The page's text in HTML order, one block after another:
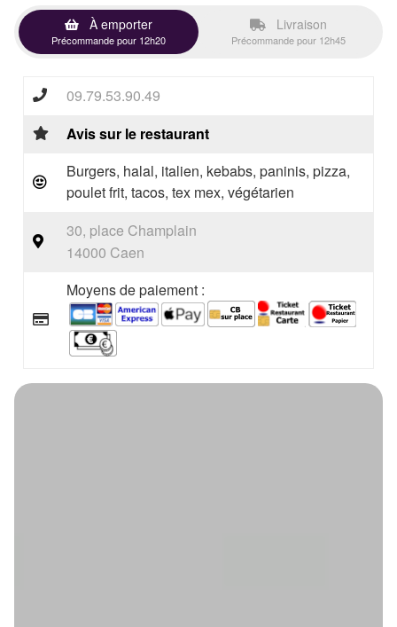
À emporter
Précommande pour 12h20
Livraison
Précommande pour 12h45
09.79.53.90.49
Avis sur le restaurant
Burgers, halal, italien, kebabs, paninis, pizza,
poulet frit, tacos, tex mex, végétarien
30, place Champlain
14000 Caen
Moyens de paiement :